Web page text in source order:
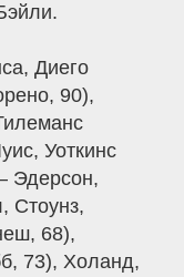
Диего
90),
Уоткинс
Эдерсон,
Стоунз,
68),
73), Холанд,